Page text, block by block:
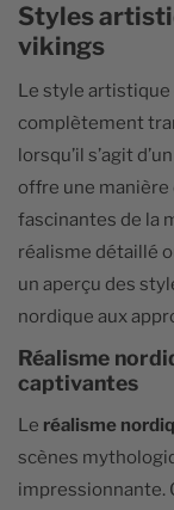
Styles
vikings
Le style
complètement
lorsqu’il s’agit
offre une
fascinantes de la
réalisme détaillé
un aperçu des
nordique aux
Réalisme
captivantes
Le réalisme
scènes
impressionnante.